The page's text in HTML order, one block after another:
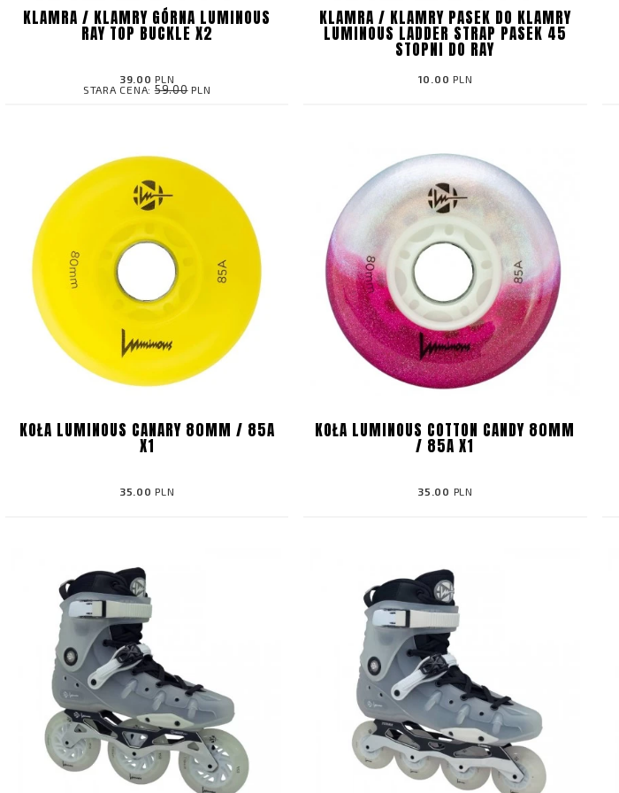
KLAMRA / KLAMRY GÓRNA LUMINOUS
RAY TOP BUCKLE X2
39.00 PLN
STARA CENA:59.00PLN
KLAMRA / KLAMRY PASEK DO KLAMRY
LUMINOUS LADDER STRAP PASEK 45
STOPNI DO RAY
10.00 PLN
KOŁA LUMINOUS CANARY 80MM / 85A
X1
35.00 PLN
KOŁA LUMINOUS COTTON CANDY 80MM
/ 85A X1
35.00 PLN